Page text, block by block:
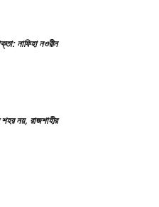
নাফিহা নওরীন
শহর নয়, রাজশাহীর